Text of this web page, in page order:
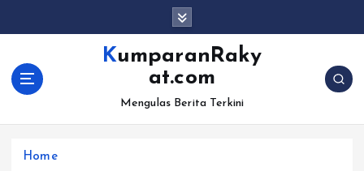
KumparanRaky
at.com
Mengulas Berita Terkini
Home